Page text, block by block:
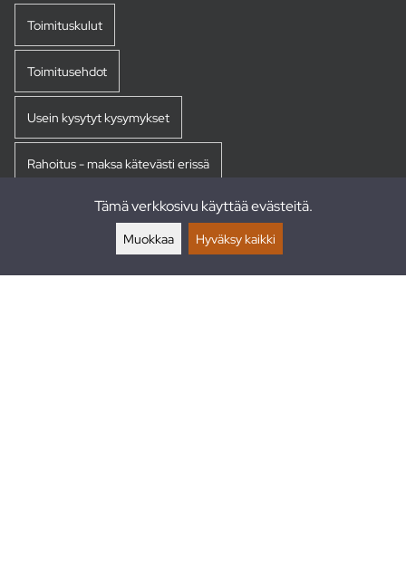
Toimituskulut
Toimitusehdot
Usein kysytyt kysymykset
Rahoitus - maksa kätevästi erissä
Tämä verkkosivu käyttää evästeitä.
Muokkaa Hyväksy kaikki